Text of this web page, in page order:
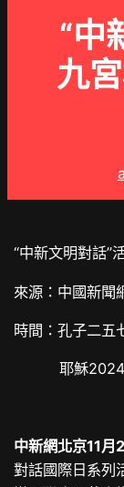
“中
九
“中新文明對話”
來源：中國新聞
時間：孔子二五
耶穌2024年
中新網北京11月
對話國際日系列